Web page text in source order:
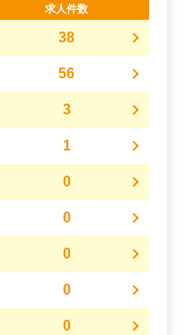
求人件数
38
56
3
1
0
0
0
0
0